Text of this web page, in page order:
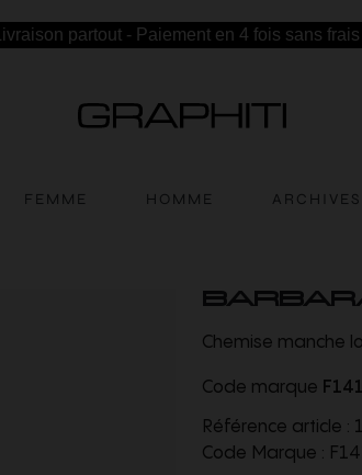
Livraison partout - Paiement en 4 fois sans frais
FEMME HOMME ARCHIVES
Chemise manche
Code marque
Référence article :
Code Marque :